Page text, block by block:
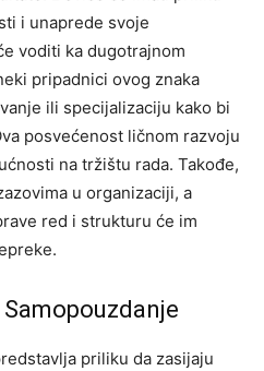
i unaprede svoje
voditi ka dugotrajnom
pripadnici ovog znaka
ili specijalizaciju kako bi
posvećenost ličnom razvoju
na tržištu rada. Takođe,
u organizaciji, a
red i strukturu će im
priliku da zasijaju